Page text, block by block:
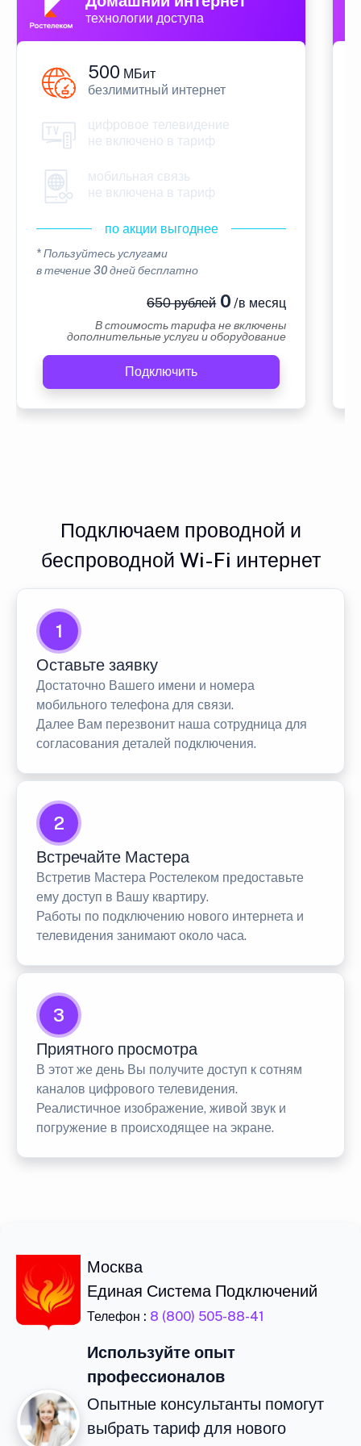
технологии доступа
500 МБит
безлимитный интернет
цифровое телевидение
не включено в тариф
мобильная связь
не включена в тариф
по акции выгоднее
* Пользуйтесь услугами
в течение 30 дней бесплатно
650 рублей0 /в месяц
В стоимость тарифа не включены
дополнительные услуги и оборудование
Подключить
Подключаем проводной и
беспроводной Wi-Fi интернет
1
Оставьте заявку
Достаточно Вашего имени и номера
мобильного телефона для связи.
Далее Вам перезвонит наша сотрудница для
согласования деталей подключения.
2
Встречайте Мастера
Встретив Мастера Ростелеком предоставьте
ему доступ в Вашу квартиру.
Работы по подключению нового интернета и
телевидения занимают около часа.
3
Приятного просмотра
В этот же день Вы получите доступ к сотням
каналов цифрового телевидения.
Реалистичное изображение, живой звук и
погружение в происходящее на экране.
Москва
Единая Система Подключений
Телефон : 8 (800) 505-88-41
Используйте опыт
профессионалов
Опытные консультанты помогут
выбрать тариф для нового